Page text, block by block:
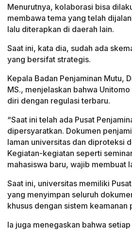
Menurutnya, kolaborasi bisa
membawa tema yang telah
lalu diterapkan di daerah lain.
Saat ini, kata dia, sudah ada
yang bersifat strategis.
Kepala Badan Penjaminan Mutu,
MS., menjelaskan bahwa
diri dengan regulasi terbaru.
“Saat ini telah ada Pusat
dipersyaratkan. Dokumen
laman universitas dan diproteksi
Kegiatan-kegiatan seperti
mahasiswa baru, wajib membuat
Saat ini, universitas memiliki
yang menyimpan seluruh
khusus dengan sistem keamanan
Ia juga menegaskan bahwa